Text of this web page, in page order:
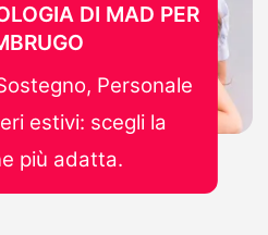
DI MAD PER
Personale
estivi: scegli la
più adatta.